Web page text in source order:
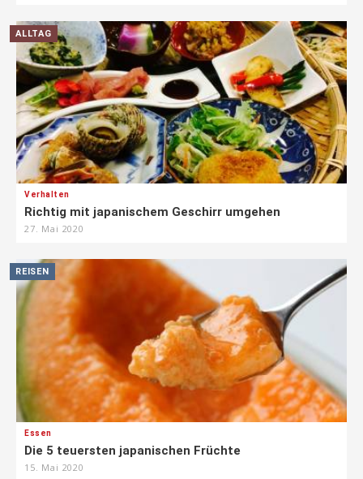
ALLTAG
Verhalten
Richtig mit japanischem Geschirr umgehen
27. Mai 2020
REISEN
Essen
Die 5 teuersten japanischen Früchte
15. Mai 2020